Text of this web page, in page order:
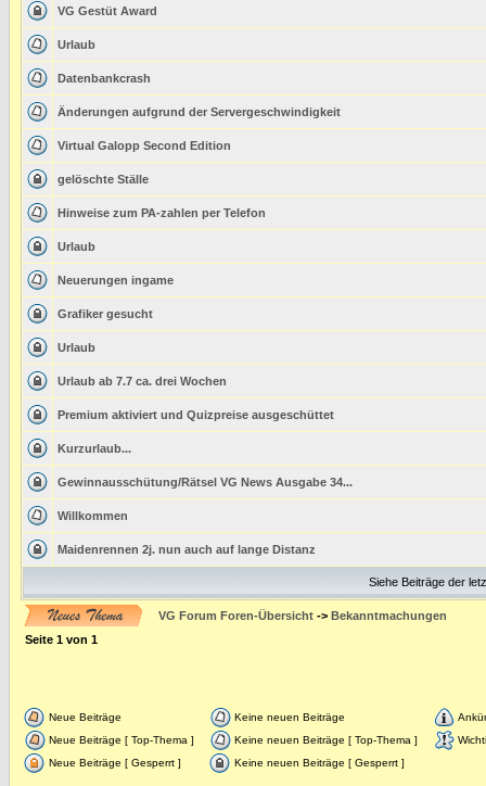
VG Gestüt Award
Urlaub
Datenbankcrash
Änderungen aufgrund der Servergeschwindigkeit
Virtual Galopp Second Edition
gelöschte Ställe
Hinweise zum PA-zahlen per Telefon
Urlaub
Neuerungen ingame
Grafiker gesucht
Urlaub
Urlaub ab 7.7 ca. drei Wochen
Premium aktiviert und Quizpreise ausgeschüttet
Kurzurlaub...
Gewinnausschütung/Rätsel VG News Ausgabe 34...
Willkommen
Maidenrennen 2j. nun auch auf lange Distanz
Siehe Beiträge der
VG Forum Foren-Übersicht -> Bekanntmachungen
Seite 1 von 1
Neue Beiträge Keine neuen Beiträge
Neue Beiträge [ Top-Thema ]
Keine neuen Beiträge [ Top-Thema ]
Neue Beiträge [ Gesperrt ]
Keine neuen Beiträge [ Gesperrt ]